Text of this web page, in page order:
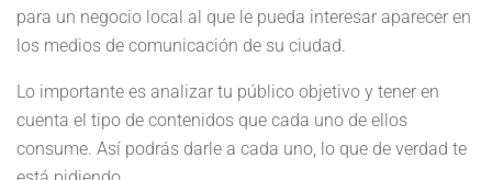
para un negocio local al que le pueda interesar aparecer en
los medios de comunicación de su ciudad.
Lo importante es analizar tu público objetivo y tener en
cuenta el tipo de contenidos que cada uno de ellos
consume. Así podrás darle a cada uno, lo que de verdad te